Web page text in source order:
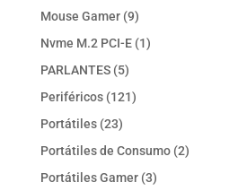
productos
Mouse Gamer 99
productos
Nvme M.2 PCI-E 11
PARLANTES 55
productos
Periféricos 121121
Portátiles 2323
productos
Portátiles de Consumo 22
Portátiles Gamer 33